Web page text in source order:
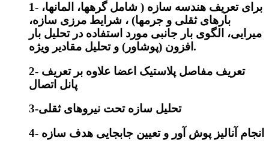
1- برای تعریف هندسه سازه ( شامل گره­ها، المان­ها،
بارهای ثقلی و جرم­ها) ، شرایط مرزی سازه،
میرایی، الگوی بار جانبی مورد استفاده در تحلیل بار
افزون (پوش­اور) و تحلیل مقادیر ویژه.
2- تعریف مفاصل پلاستیک اعضا علاوه بر تعریف
3-تحلیل سازه تحت نیروهای ثقلی
4- انجام آنالیز پوش آور و تعیین جابجایی هدف سازه